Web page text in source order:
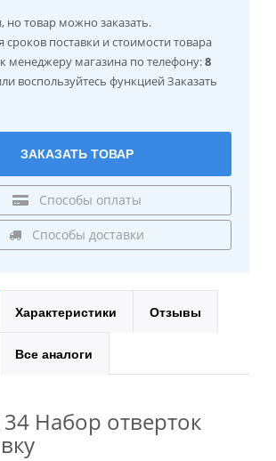
, но товар можно заказать.
сроков поставки и стоимости товара
менеджеру магазина по телефону:8
воспользуйтесь функцией Заказать
ЗАКАЗАТЬ ТОВАР
Способы оплаты
Способы доставки
Характеристики Отзывы
Все аналоги
Набор отверток